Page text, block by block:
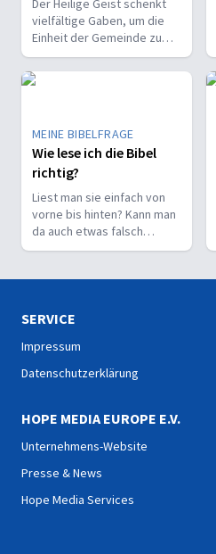
Der Heilige Geist schenkt
vielfältige Gaben, um die
Einheit der Gemeinde zu
stärken und sie zu
befähigen, Christus vor den
Menschen zu bekennen.
MEINE BIBELFRAGE
Wie lese ich die Bibel
richtig?
Liest man sie einfach von
vorne bis hinten? Kann man
da auch etwas falsch
machen? Wie interpretiert
SERVICE
Impressum
Datenschutzerklärung
HOPE MEDIA EUROPE E.V.
Unternehmens-Website
Presse & News
Hope Media Services